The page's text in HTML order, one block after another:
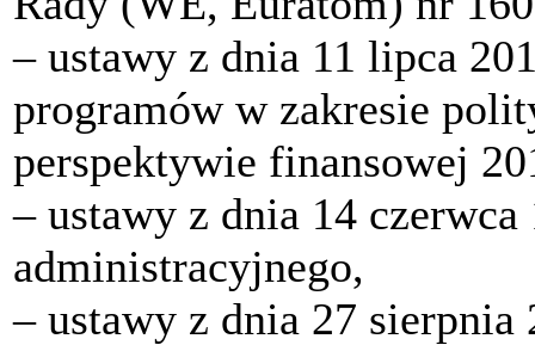
‒ ustawy z dnia 11 lipca
programów w zakresie
perspektywie finansowej
‒ ustawy z dnia 14
administracyjnego,
‒ ustawy z dnia 27